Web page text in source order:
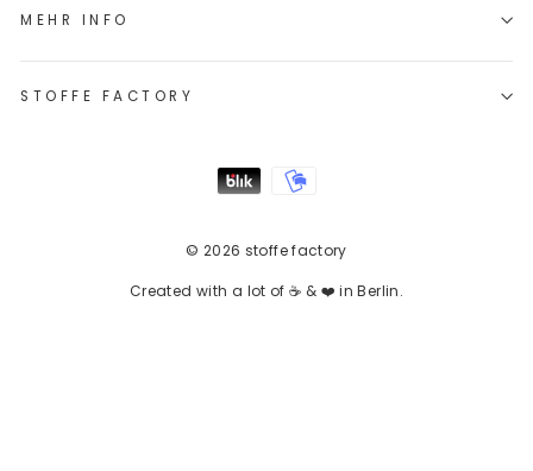
MEHR INFO
STOFFE FACTORY
© 2026 stoffe factory
Created with a lot of ☕ & ❤️ in Berlin.